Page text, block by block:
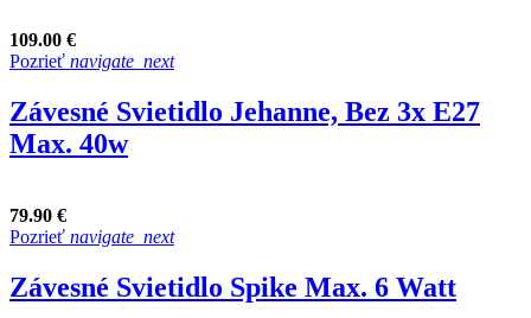
109.00 €
Pozrieť navigate_next
Závesné Svietidlo Jehanne, Bez 3x E27
Max. 40w
79.90 €
Pozrieť navigate_next
Závesné Svietidlo Spike Max. 6 Watt